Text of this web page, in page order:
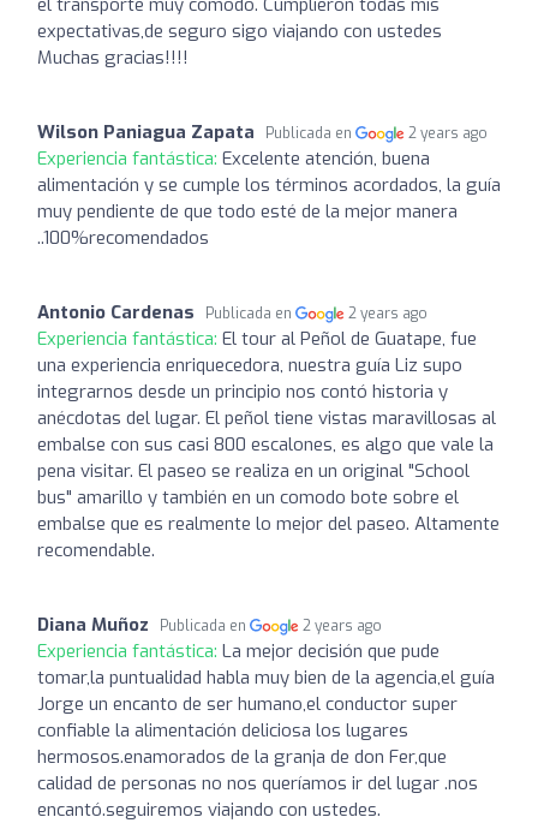
expectativas,de seguro sigo viajando con ustedes
Muchas gracias!!!!
Wilson Paniagua Zapata Publicada en 2 years ago
Experiencia fantástica: Excelente atención, buena
alimentación y se cumple los términos acordados, la guía
muy pendiente de que todo esté de la mejor manera
..100%recomendados
Antonio Cardenas Publicada en 2 years ago
Experiencia fantástica: El tour al Peñol de Guatape, fue
una experiencia enriquecedora, nuestra guía Liz supo
integrarnos desde un principio nos contó historia y
anécdotas del lugar. El peñol tiene vistas maravillosas al
embalse con sus casi 800 escalones, es algo que vale la
pena visitar. El paseo se realiza en un original "School
bus" amarillo y también en un comodo bote sobre el
embalse que es realmente lo mejor del paseo. Altamente
recomendable.
Diana Muñoz Publicada en 2 years ago
Experiencia fantástica: La mejor decisión que pude
tomar,la puntualidad habla muy bien de la agencia,el guía
Jorge un encanto de ser humano,el conductor super
confiable la alimentación deliciosa los lugares
hermosos.enamorados de la granja de don Fer,que
calidad de personas no nos queríamos ir del lugar .nos
encantó.seguiremos viajando con ustedes.